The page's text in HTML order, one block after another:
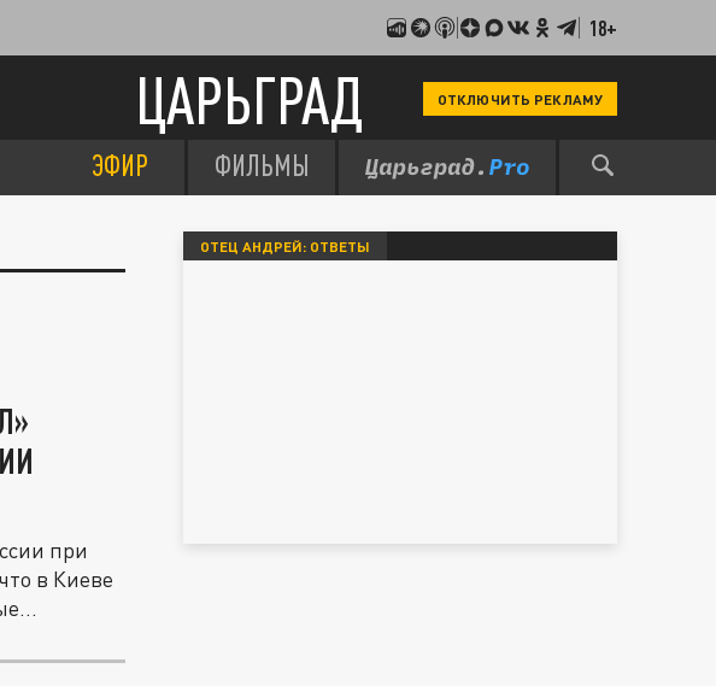
18+
ЦАРЬГРАД ОТКЛЮЧИТЬ РЕКЛАМУ
ЭФИР ФИЛЬМЫ
при
в Киеве
ОТЕЦ АНДРЕЙ: ОТВЕТЫ